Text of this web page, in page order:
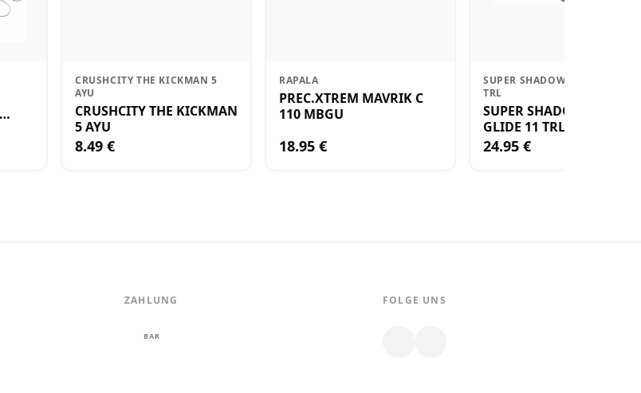
CRUSHCITY THE KICKMAN 5
AYU
CRUSHCITY THE KICKMAN
5 AYU
8.49 €
RAPALA
PREC.XTREM MAVRIK C
110 MBGU
18.95 €
SUPER SHADOW RAP GLIDE 11
TRL
SUPER SHADOW RAP
GLIDE 11 TRL
24.95 €
ZAHLUNG
BAR
FOLGE UNS